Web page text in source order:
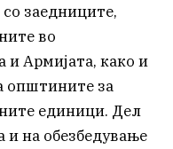
заедниците,
во
и Армијата, како и
општините за
единици. Дел
и на обезбедување